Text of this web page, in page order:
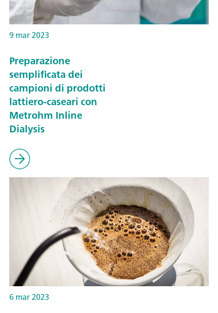
9 mar 2023
Preparazione
semplificata dei
campioni di prodotti
lattiero-caseari con
Metrohm Inline
Dialysis
6 mar 2023